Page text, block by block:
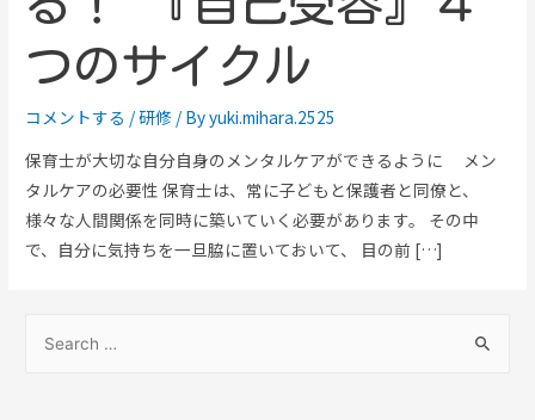
つのサイクル
コメントする /研修 / Byyuki.mihara.2525
保育士が大切な自分自身のメンタルケアができるように メン
タルケアの必要性 保育士は、常に子どもと保護者と同僚と、
様々な人間関係を同時に築いていく必要があります。 その中
で、自分に気持ちを一旦脇に置いておいて、 目の前 […]